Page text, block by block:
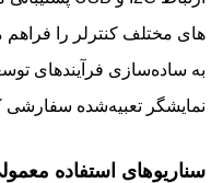
های مختلف کنترلر را فراهم
به ساده‌سازی فرآیندهای
نمایشگر تعبیه‌شده
سناریوهای استفاده